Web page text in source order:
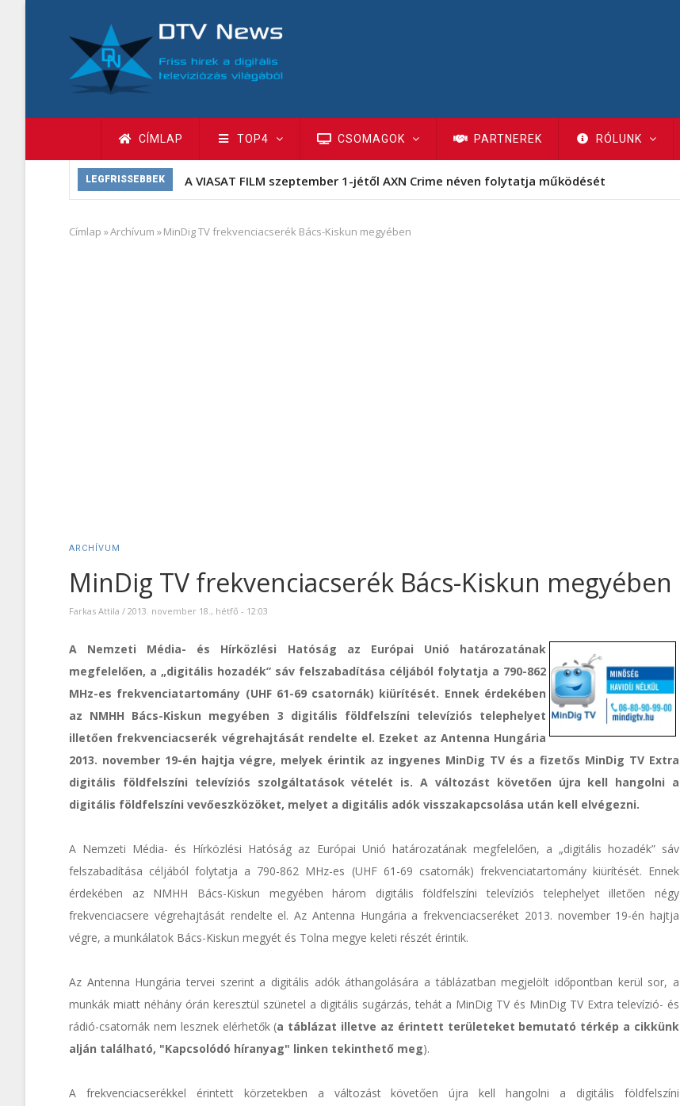
tartalomra
Fő
navigáció
CÍMLAP TOP4 CSOMAGOK PARTNEREK RÓLUNK
LEGFRISSEBBEK A VIASAT FILM szeptember 1-jétől AXN Crime néven folytatja működését
Morzsa
Címlap »Archívum »MinDig TV frekvenciacserék Bács-Kiskun megyében
ARCHÍVUM
MinDig TV frekvenciacserék Bács-Kiskun megyében
Farkas Attila / 2013. november 18., hétfő - 12:03
A Nemzeti Média- és Hírközlési Hatóság az Európai Unió határozatának
megfelelően, a „digitális hozadék” sáv felszabadítása céljából folytatja a 790-862
MHz-es frekvenciatartomány (UHF 61-69 csatornák) kiürítését. Ennek érdekében
az NMHH Bács-Kiskun megyében 3 digitális földfelszíni televíziós telephelyet
illetően frekvenciacserék végrehajtását rendelte el. Ezeket az Antenna Hungária
2013. november 19-én hajtja végre, melyek érintik az ingyenes MinDig TV és a fizetős MinDig TV Extra
digitális földfelszíni televíziós szolgáltatások vételét is. A változást követően újra kell hangolni a
digitális földfelszíni vevőeszközöket, melyet a digitális adók visszakapcsolása után kell elvégezni.
A Nemzeti Média- és Hírközlési Hatóság az Európai Unió határozatának megfelelően, a „digitális hozadék” sáv
felszabadítása céljából folytatja a 790-862 MHz-es (UHF 61-69 csatornák) frekvenciatartomány kiürítését. Ennek
érdekében az NMHH Bács-Kiskun megyében három digitális földfelszíni televíziós telephelyet illetően négy
frekvenciacsere végrehajtását rendelte el. Az Antenna Hungária a frekvenciacseréket 2013. november 19-én hajtja
végre, a munkálatok Bács-Kiskun megyét és Tolna megye keleti részét érintik.
Az Antenna Hungária tervei szerint a digitális adók áthangolására a táblázatban megjelölt időpontban kerül sor, a
munkák miatt néhány órán keresztül szünetel a digitális sugárzás, tehát a MinDig TV és MinDig TV Extra televízió- és
rádió-csatornák nem lesznek elérhetők (a táblázat illetve az érintett területeket bemutató térkép a cikkünk
alján található, "Kapcsolódó híranyag" linken tekinthető meg).
A frekvenciacserékkel érintett körzetekben a változást követően újra kell hangolni a digitális földfelszíni